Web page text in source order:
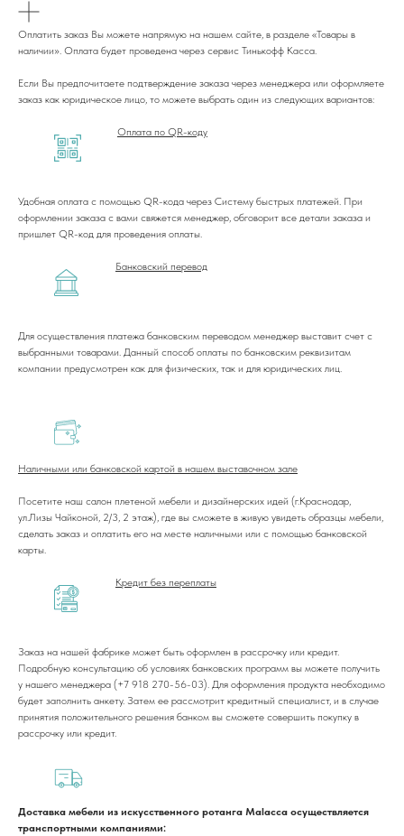
Оплатить заказ Вы можете напрямую на нашем сайте, в разделе «Товары в
наличии». Оплата будет проведена через сервис Тинькофф Касса.
Если Вы предпочитаете подтверждение заказа через менеджера или оформляете
заказ как юридическое лицо, то можете выбрать один из следующих вариантов:
Оплата по QR-коду
Удобная оплата с помощью QR-кода через Систему быстрых платежей. При
оформлении заказа с вами свяжется менеджер, обговорит все детали заказа и
пришлет QR-код для проведения оплаты.
Банковский перевод
Для осуществления платежа банковским переводом менеджер выставит счет с
выбранными товарами. Данный способ оплаты по банковским реквизитам
компании предусмотрен как для физических, так и для юридических лиц.
Наличными или банковской картой в нашем выставочном зале
Посетите наш салон плетеной мебели и дизайнерских идей (г.Краснодар,
ул.Лизы Чайконой, 2/3, 2 этаж), где вы сможете в живую увидеть образцы мебели,
сделать заказ и оплатить его на месте наличными или с помощью банковской
карты.
Кредит без переплаты
Заказ на нашей фабрике может быть оформлен в рассрочку или кредит.
Подробную консультацию об условиях банковских программ вы можете получить
у нашего менеджера (+7 918 270-56-03). Для оформления продукта необходимо
будет заполнить анкету. Затем ее рассмотрит кредитный специалист, и в случае
принятия положительного решения банком вы сможете совершить покупку в
рассрочку или кредит.
Доставка мебели из искусственного ротанга Malacca осуществляется
транспортными компаниями:
О компании
Гостеприимство»
+7 (918) 270-56-03
Сотрудничество